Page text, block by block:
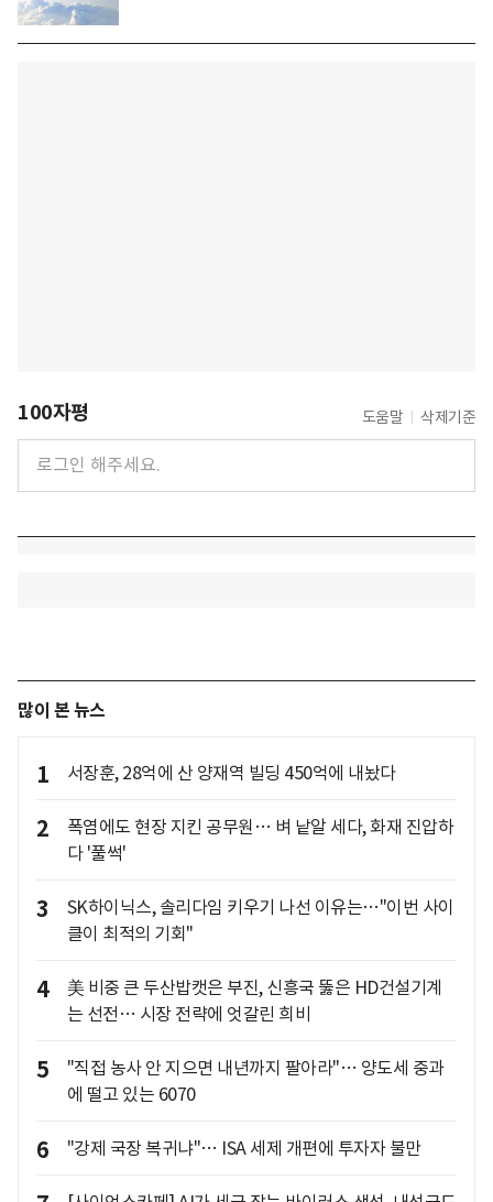
100자평 도움말 삭제기준
많이 본 뉴스
1 서장훈, 28억에 산 양재역 빌딩 450억에 내놨다
2
폭염에도 현장 지킨 공무원… 벼 낱알 세다, 화재 진압하
다 '풀썩'
3
SK하이닉스, 솔리다임 키우기 나선 이유는…"이번 사이
클이 최적의 기회"
4
美 비중 큰 두산밥캣은 부진, 신흥국 뚫은 HD건설기계
는 선전… 시장 전략에 엇갈린 희비
5
"직접 농사 안 지으면 내년까지 팔아라"… 양도세 중과
에 떨고 있는 6070
6 "강제 국장 복귀냐"… ISA 세제 개편에 투자자 불만